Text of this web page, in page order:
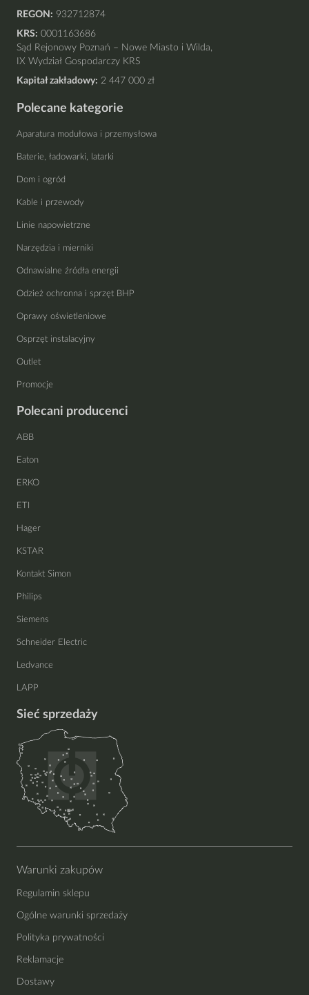
REGON: 932712874
KRS: 0001163686
Sąd Rejonowy Poznań – Nowe Miasto i Wilda,
IX Wydział Gospodarczy KRS
Kapitał zakładowy: 2 447 000 zł
Polecane kategorie
Aparatura modułowa i przemysłowa
Baterie, ładowarki, latarki
Dom i ogród
Kable i przewody
Linie napowietrzne
Narzędzia i mierniki
Odnawialne źródła energii
Odzież ochronna i sprzęt BHP
Oprawy oświetleniowe
Osprzęt instalacyjny
Outlet
Promocje
Polecani producenci
ABB
Eaton
ERKO
ETI
Hager
KSTAR
Kontakt Simon
Philips
Siemens
Schneider Electric
Ledvance
LAPP
Sieć sprzedaży
Warunki zakupów
Regulamin sklepu
Ogólne warunki sprzedaży
Polityka prywatności
Reklamacje
Dostawy